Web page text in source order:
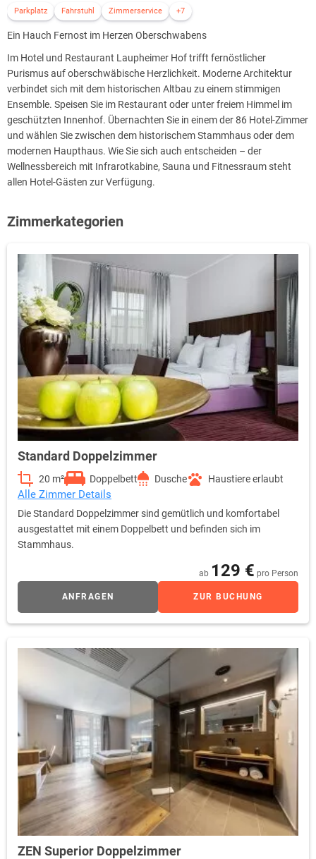
Parkplatz Fahrstuhl Zimmerservice +7
Ein Hauch Fernost im Herzen Oberschwabens
Im Hotel und Restaurant Laupheimer Hof trifft fernöstlicher
Purismus auf oberschwäbische Herzlichkeit. Moderne Architektur
verbindet sich mit dem historischen Altbau zu einem stimmigen
Ensemble. Speisen Sie im Restaurant oder unter freiem Himmel im
geschützten Innenhof. Übernachten Sie in einem der 86 Hotel-Zimmer
und wählen Sie zwischen dem historischem Stammhaus oder dem
modernen Haupthaus. Wie Sie sich auch entscheiden – der
Wellnessbereich mit Infrarotkabine, Sauna und Fitnessraum steht
allen Hotel-Gästen zur Verfügung.
Zimmerkategorien
Standard Doppelzimmer
20 m² Doppelbett Dusche Haustiere erlaubt
Alle Zimmer Details
Die Standard Doppelzimmer sind gemütlich und komfortabel
ausgestattet mit einem Doppelbett und befinden sich im
Stammhaus.
ab 129 € pro Person
ANFRAGEN ZUR BUCHUNG
ZEN Superior Doppelzimmer